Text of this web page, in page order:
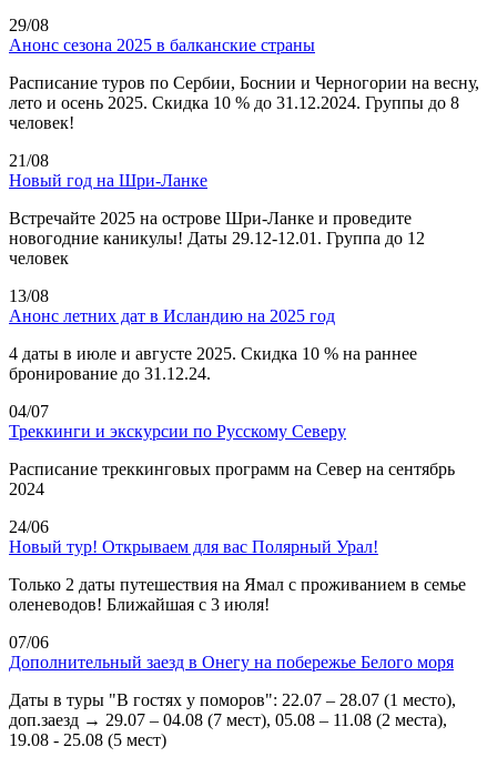
29/08
Анонс сезона 2025 в балканские страны
Расписание туров по Сербии, Боснии и Черногории на весну,
лето и осень 2025. Скидка 10 % до 31.12.2024. Группы до 8
человек!
21/08
Новый год на Шри-Ланке
Встречайте 2025 на острове Шри-Ланке и проведите
новогодние каникулы! Даты 29.12-12.01. Группа до 12
человек
13/08
Анонс летних дат в Исландию на 2025 год
4 даты в июле и августе 2025. Скидка 10 % на раннее
бронирование до 31.12.24.
04/07
Треккинги и экскурсии по Русскому Северу
Расписание треккинговых программ на Север на сентябрь
2024
24/06
Новый тур! Открываем для вас Полярный Урал!
Только 2 даты путешествия на Ямал с проживанием в семье
оленеводов! Ближайшая с 3 июля!
07/06
Дополнительный заезд в Онегу на побережье Белого моря
Даты в туры "В гостях у поморов": 22.07 – 28.07 (1 место),
доп.заезд → 29.07 – 04.08 (7 мест), 05.08 – 11.08 (2 места),
19.08 - 25.08 (5 мест)